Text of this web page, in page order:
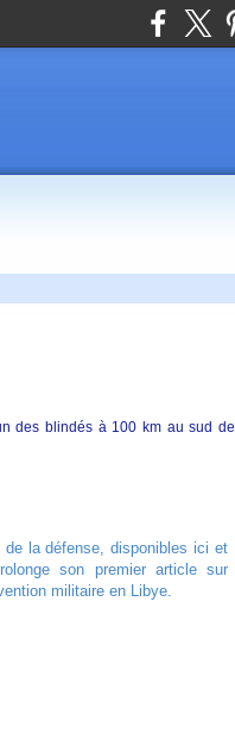
des blindés à 100 km au sud de
la défense, disponibles ici et
son premier article sur
militaire en Libye.